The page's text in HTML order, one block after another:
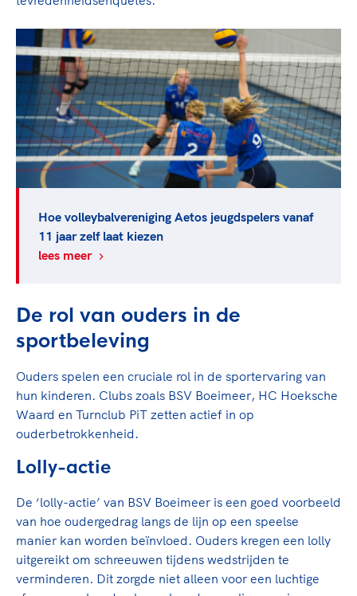
Hoe volleybalvereniging Aetos jeugdspelers vanaf
11 jaar zelf laat kiezen
lees meer
De rol van ouders in de
sportbeleving
Ouders spelen een cruciale rol in de sportervaring van
hun kinderen. Clubs zoals BSV Boeimeer, HC Hoeksche
Waard en Turnclub PiT zetten actief in op
ouderbetrokkenheid.
Lolly-actie
De ‘lolly-actie’ van BSV Boeimeer is een goed voorbeeld
van hoe oudergedrag langs de lijn op een speelse
manier kan worden beïnvloed. Ouders kregen een lolly
uitgereikt om schreeuwen tijdens wedstrijden te
verminderen. Dit zorgde niet alleen voor een luchtige